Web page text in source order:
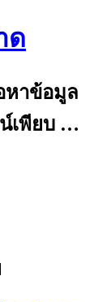
ด
หาข้อมูล
เพียบ …